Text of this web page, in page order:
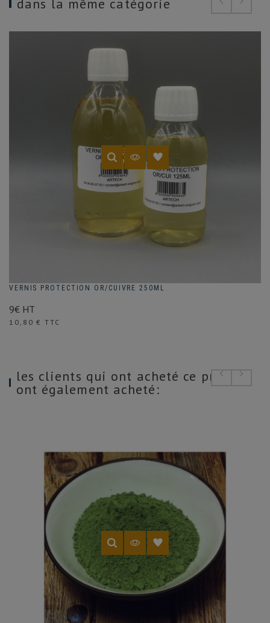
dans la même catégorie
VERNIS PROTECTION OR/CUIVRE 250ML
9€ HT
Prix
10,80 € TTC
les clients qui ont acheté ce produit
ont également acheté: